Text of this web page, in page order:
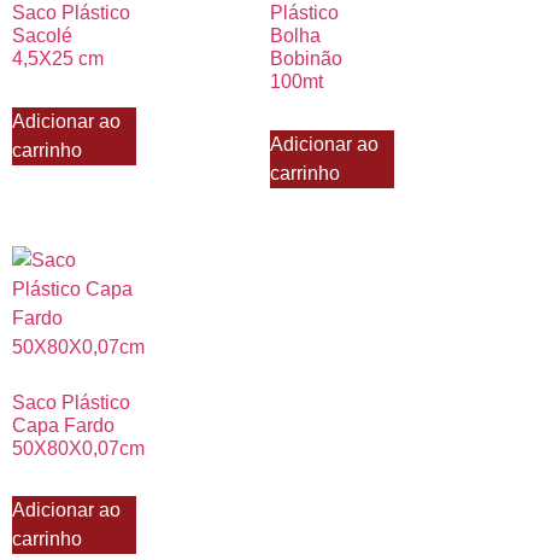
Saco Plástico
Sacolé
4,5X25 cm
Adicionar ao
carrinho
Plástico
Bolha
Bobinão
100mt
Adicionar ao
carrinho
Saco Plástico
Capa Fardo
50X80X0,07cm
Adicionar ao
carrinho